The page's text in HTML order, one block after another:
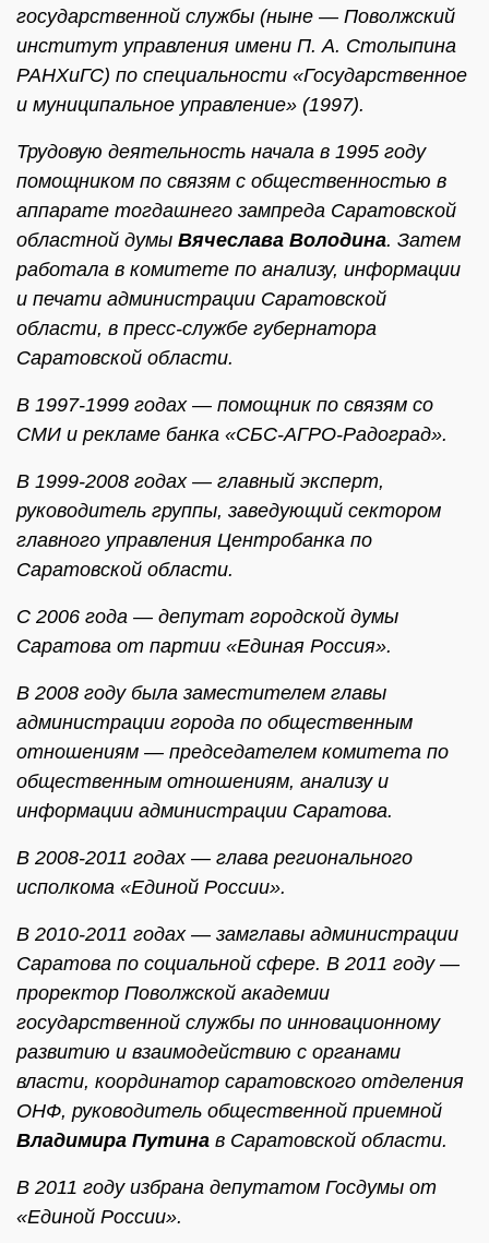
государственной службы (ныне — Поволжский
институт управления имени П. А. Столыпина
РАНХиГС) по специальности «Государственное
и муниципальное управление» (1997).
Трудовую деятельность начала в 1995 году
помощником по связям с общественностью в
аппарате тогдашнего зампреда Саратовской
областной думы Вячеслава Володина. Затем
работала в комитете по анализу, информации
и печати администрации Саратовской
области, в пресс-службе губернатора
Саратовской области.
В 1997-1999 годах — помощник по связям со
СМИ и рекламе банка «СБС-АГРО-Радоград».
В 1999-2008 годах — главный эксперт,
руководитель группы, заведующий сектором
главного управления Центробанка по
Саратовской области.
С 2006 года — депутат городской думы
Саратова от партии «Единая Россия».
В 2008 году была заместителем главы
администрации города по общественным
отношениям — председателем комитета по
общественным отношениям, анализу и
информации администрации Саратова.
В 2008-2011 годах — глава регионального
исполкома «Единой России».
В 2010-2011 годах — замглавы администрации
Саратова по социальной сфере. В 2011 году —
проректор Поволжской академии
государственной службы по инновационному
развитию и взаимодействию с органами
власти, координатор саратовского отделения
ОНФ, руководитель общественной приемной
Владимира Путина в Саратовской области.
В 2011 году избрана депутатом Госдумы от
«Единой России».